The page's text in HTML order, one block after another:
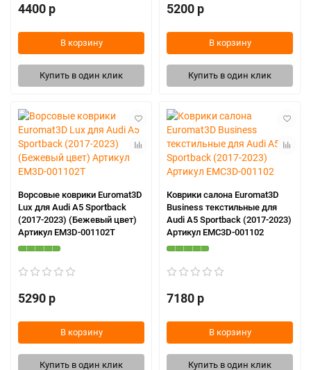
4400 р
В корзину
Купить в один клик
5200 р
В корзину
Купить в один клик
Ворсовые коврики Euromat3D
Lux для Audi A5 Sportback
(2017-2023) (Бежевый цвет)
Артикул EM3D-001102T
5290 р
В корзину
Купить в один клик
Коврики салона Euromat3D
Business текстильные для
Audi A5 Sportback (2017-2023)
Артикул EMC3D-001102
7180 р
В корзину
Купить в один клик